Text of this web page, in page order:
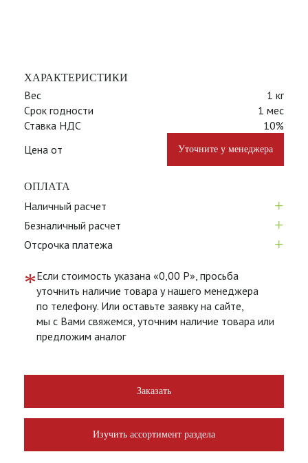
ХАРАКТЕРИСТИКИ
Вес
1 кг
Срок годности
1 мес
Ставка НДС
10%
Цена от
Уточните у менеджера
ОПЛАТА
Наличный расчет +
Безналичный расчет +
Отсрочка платежа +
*Если стоимость указана «0,00 Р», просьба
уточнить наличие товара у нашего менеджера
по телефону. Или оставьте заявку на сайте,
мы с Вами свяжемся, уточним наличие товара или
предложим аналог
Заказать
Изучить ассортимент раздела